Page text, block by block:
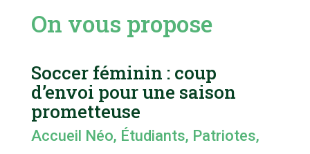
On vous propose
Soccer féminin : coup
d’envoi pour une saison
prometteuse
Accueil Néo, Étudiants, Patriotes,